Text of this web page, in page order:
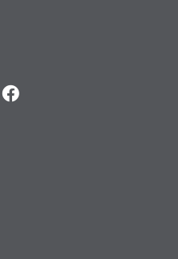
Facebook
Werbung anzuzeigen.